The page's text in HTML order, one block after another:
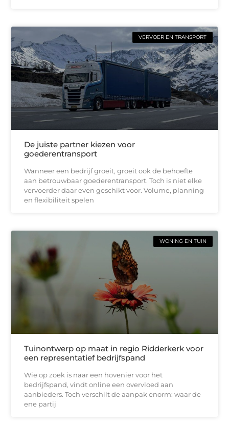
VERVOER EN TRANSPORT
De juiste partner kiezen voor
goederentransport
Wanneer een bedrijf groeit, groeit ook de behoefte
aan betrouwbaar goederentransport. Toch is niet elke
vervoerder daar even geschikt voor. Volume, planning
en flexibiliteit spelen
WONING EN TUIN
Tuinontwerp op maat in regio Ridderkerk voor
een representatief bedrijfspand
Wie op zoek is naar een hovenier voor het
bedrijfspand, vindt online een overvloed aan
aanbieders. Toch verschilt de aanpak enorm: waar de
ene partij